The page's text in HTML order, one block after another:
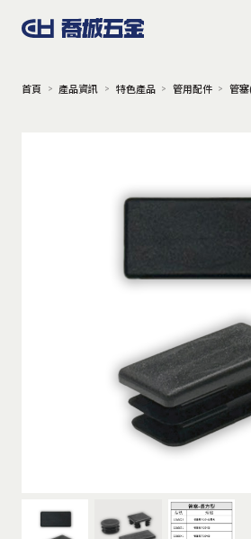
首頁 產品資訊 特色產品 管用配件 管